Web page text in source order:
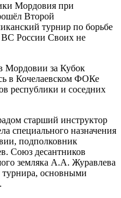
Мордовия при
Второй
турнир по борьбе
ВС России Своих не
Мордовии за Кубок
в Кочелаевском ФОКе
республики и соседних
старший инструктор
специального назначения
подполковник
Союз десантников
земляка А.А. Журавлева
турнира, основными